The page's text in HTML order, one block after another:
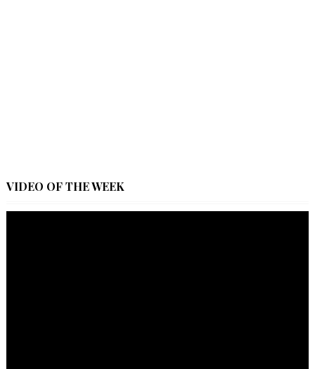
VIDEO OF THE WEEK